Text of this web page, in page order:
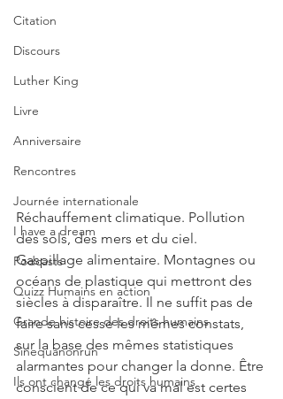
Citation
Discours
Luther King
Livre
Anniversaire
Rencontres
Journée internationale
I have a dream
Podcasts
Quizz Humains en action
Grande histoire des droits humains
Sinequanonrun
Ils ont changé les droits humains
Réchauffement climatique. Pollution
des sols, des mers et du ciel.
Gaspillage alimentaire. Montagnes ou
océans de plastique qui mettront des
siècles à disparaître. Il ne suffit pas de
faire sans cesse les mêmes constats,
sur la base des mêmes statistiques
alarmantes pour changer la donne. Être
conscient de ce qui va mal est certes